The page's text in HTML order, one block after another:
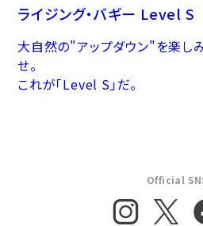
ライジング・バギー Level S
大自然の"アップダウン"を楽し
せ。
これが「Level S」だ。
Official